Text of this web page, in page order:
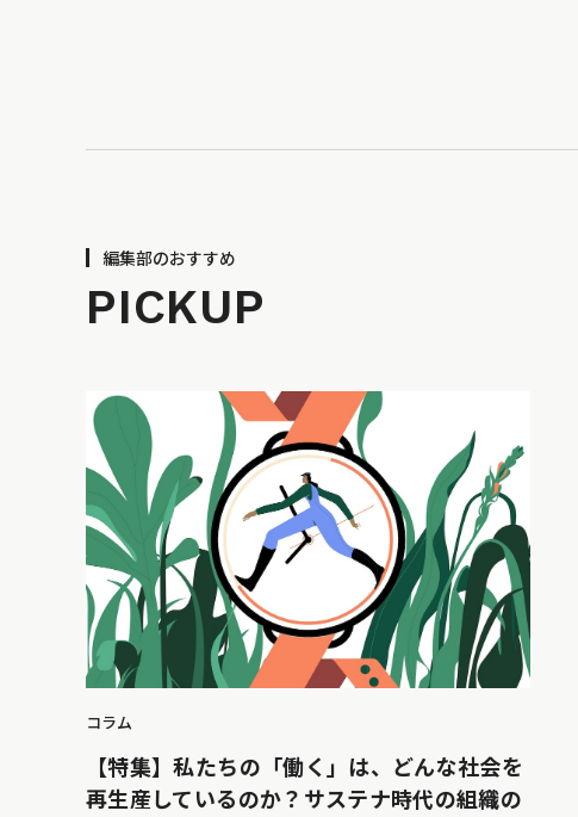
編集部のおすすめ
PICKUP
コラム
【特集】私たちの「働く」は、どんな社会を
再生産しているのか？サステナ時代の組織の